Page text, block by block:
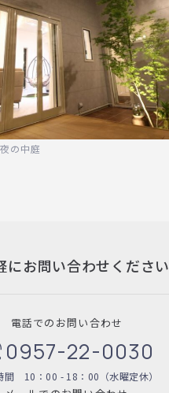
の中庭
にお問い合わせください
電話でのお問い合わせ
0957-22-0030
間 10：00 - 18：00（水曜定休）